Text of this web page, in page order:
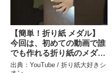
【簡単！折り紙 メダル】
今回は、初めての動画で誰
でも作れる折り紙のメダル
を作って見ました！ – 折り
出典：YouTube / 折り紙大好きシ